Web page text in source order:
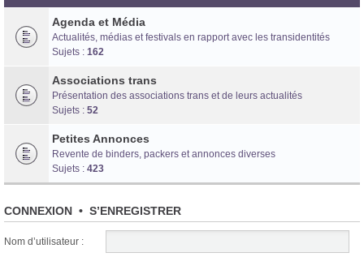
Agenda et Média
Actualités, médias et festivals en rapport avec les transidentités
Sujets : 162
Associations trans
Présentation des associations trans et de leurs actualités
Sujets : 52
Petites Annonces
Revente de binders, packers et annonces diverses
Sujets : 423
CONNEXION • S’ENREGISTRER
Nom d’utilisateur :